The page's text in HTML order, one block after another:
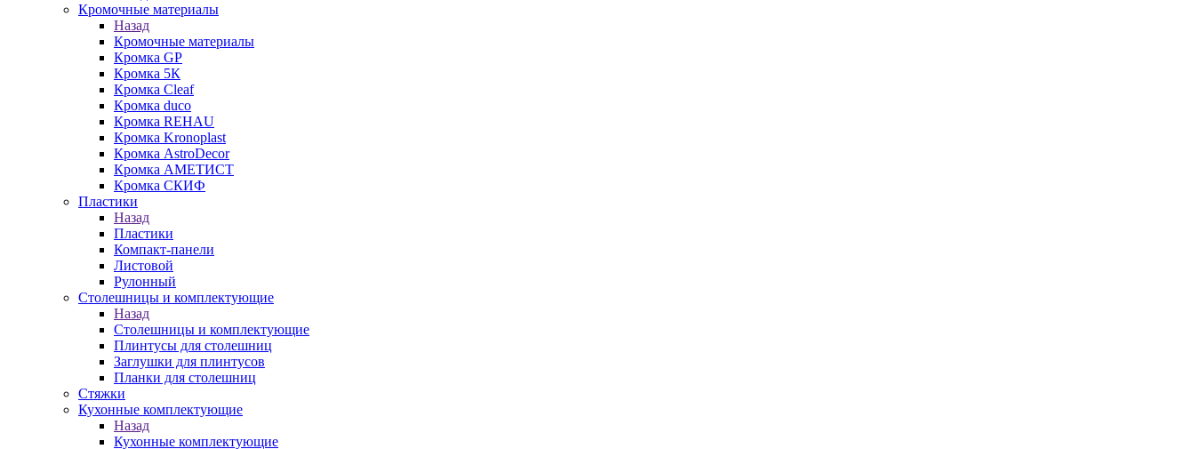
Кромочные материалы
Назад
Кромочные материалы
Кромка GP
Кромка 5К
Кромка Cleaf
Кромка duco
Кромка REHAU
Кромка Kronoplast
Кромка AstroDecor
Кромка АМЕТИСТ
Кромка СКИФ
Пластики
Назад
Пластики
Компакт-панели
Листовой
Рулонный
Столешницы и комплектующие
Назад
Столешницы и комплектующие
Плинтусы для столешниц
Заглушки для плинтусов
Планки для столешниц
Стяжки
Кухонные комплектующие
Назад
Кухонные комплектующие